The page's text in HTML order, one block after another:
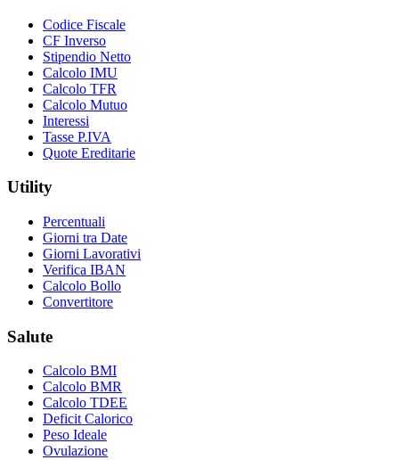
Codice Fiscale
CF Inverso
Stipendio Netto
Calcolo IMU
Calcolo TFR
Calcolo Mutuo
Interessi
Tasse P.IVA
Quote Ereditarie
Utility
Percentuali
Giorni tra Date
Giorni Lavorativi
Verifica IBAN
Calcolo Bollo
Convertitore
Salute
Calcolo BMI
Calcolo BMR
Calcolo TDEE
Deficit Calorico
Peso Ideale
Ovulazione